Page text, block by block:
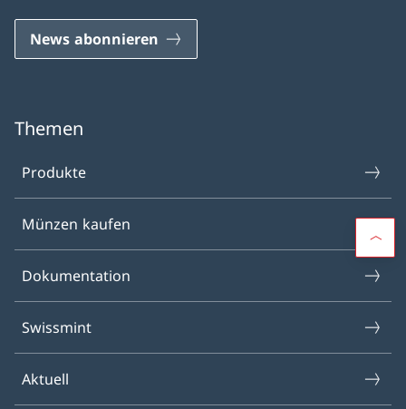
News abonnieren
Themen
Produkte
Münzen kaufen
Dokumentation
Swissmint
Aktuell